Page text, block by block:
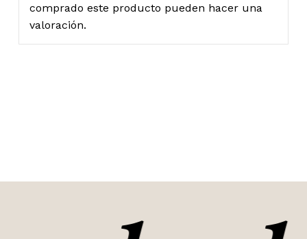
comprado este producto pueden hacer una
valoración.